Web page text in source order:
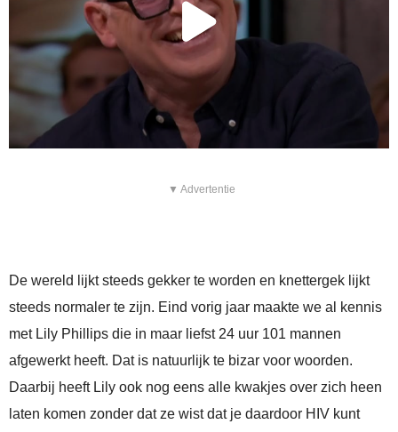
▼ Advertentie
De wereld lijkt steeds gekker te worden en knettergek lijkt
steeds normaler te zijn. Eind vorig jaar maakte we al kennis
met Lily Phillips die in maar liefst 24 uur 101 mannen
afgewerkt heeft. Dat is natuurlijk te bizar voor woorden.
Daarbij heeft Lily ook nog eens alle kwakjes over zich heen
laten komen zonder dat ze wist dat je daardoor HIV kunt